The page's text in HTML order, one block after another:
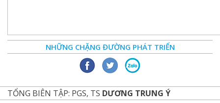
NHỮNG CHẶNG ĐƯỜNG PHÁT TRIỂN
TỔNG BIÊN TẬP: PGS, TS DƯƠNG TRUNG Ý